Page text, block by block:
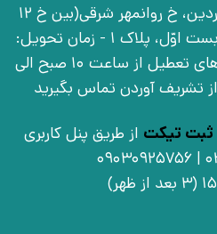
تهران، خ انقلاب، خ 12 فروردین، خ روانمهر شرقی(بین خ 12
فروردین و خ فخر رازی)، بن‌بست اوّل، پلاک 1 - زمان تحویل:
شنبه تا چهارشنبه به جز روزهای تعطیل از ساعت 10 صبح الی
ثبت تیکت از طریق پنل کاربری